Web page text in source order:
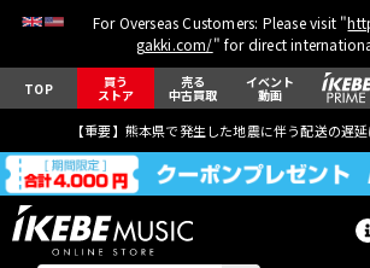
For Overseas Customers: Please visit "
gakki.com/" for direct
TOP 買う
ストア
売る
中古買取
イベント
動画
【重要】熊本県で発生した地震に伴う配送の遅